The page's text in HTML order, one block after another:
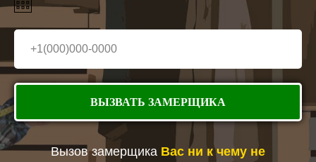
ВЫЗВАТЬ ЗАМЕРЩИКА
Вызов замерщика Вас ни к чему не